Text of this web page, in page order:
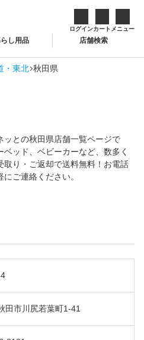
ログインカート メニュー
し用品 店舗検索
・東北 秋田県
との秋田県店舗一覧ページで
ッド、ベビーカーなど、数多く
り・ご返却で送料無料！お電話
ご連絡ください。
田市川尻若葉町1-41